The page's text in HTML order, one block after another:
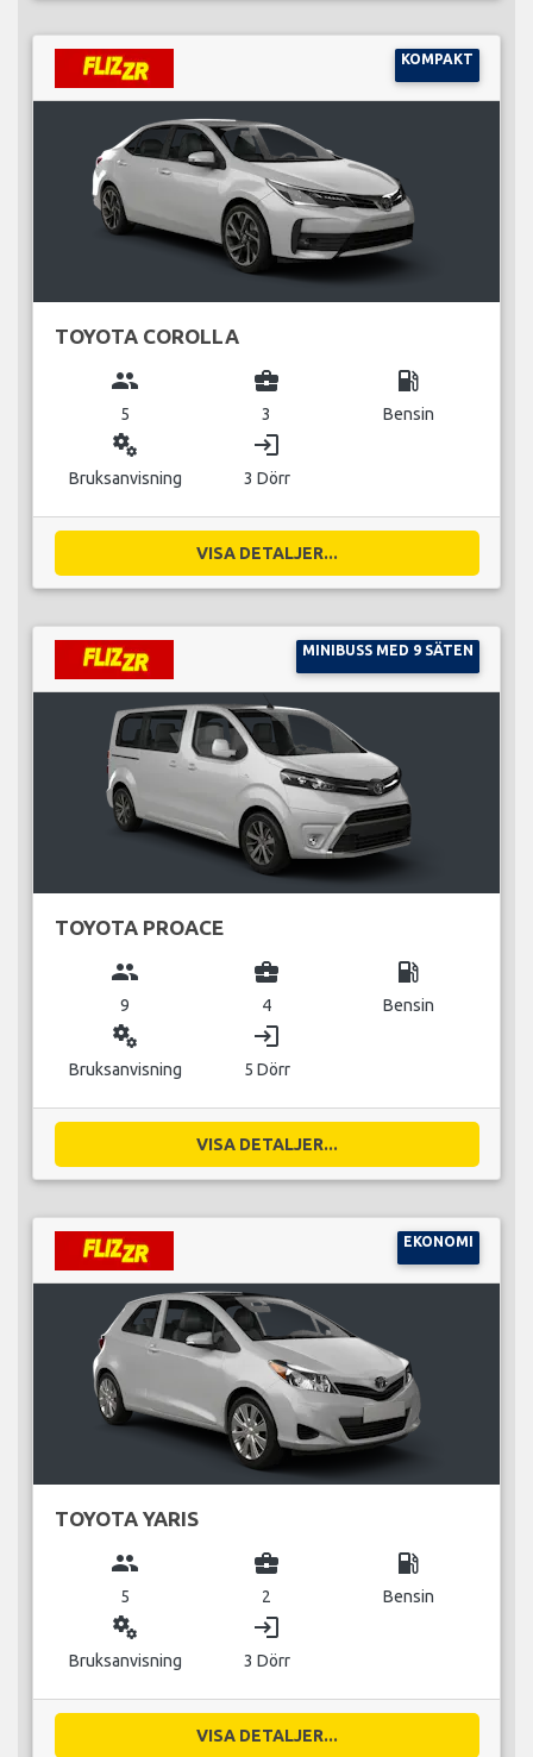
KOMPAKT
TOYOTA COROLLA
group
5
business_center
3
local_gas_station
Bensin
miscellaneous_services
Bruksanvisning
login
3 Dörr
VISA DETALJER...
MINIBUSS MED 9 SÄTEN
TOYOTA PROACE
group
9
business_center
4
local_gas_station
Bensin
miscellaneous_services
Bruksanvisning
login
5 Dörr
VISA DETALJER...
EKONOMI
TOYOTA YARIS
group
5
business_center
2
local_gas_station
Bensin
miscellaneous_services
Bruksanvisning
login
3 Dörr
VISA DETALJER...